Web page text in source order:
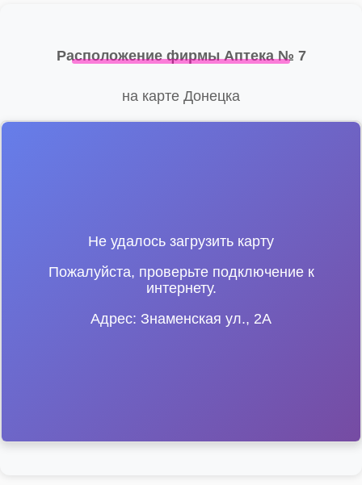
Расположение фирмы Аптека № 7
на карте Донецка
Не удалось загрузить карту
Пожалуйста, проверьте подключение к
интернету.
Адрес: Знаменская ул., 2А